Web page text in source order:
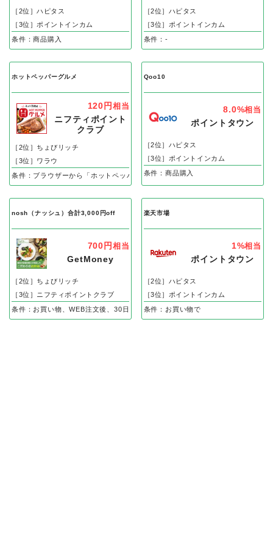
［2位］ハピタス
［3位］ポイントインカム
条件：商品購入
［2位］ハピタス
［3位］ポイントインカム
条件：-
ホットペッパーグルメ
120円 相当
ニフティポイント
クラブ
［2位］ちょびリッチ
［3位］ワラウ
条件：ブラウザーから「ホットペッパーグルメ」でリクエスト予約、即予約後の
Qoo10
8.0%相当
ポイントタウン
［2位］ハピタス
［3位］ポイントインカム
条件：商品購入
nosh（ナッシュ）合計3,000円off
700円 相当
GetMoney
［2位］ちょびリッチ
［3位］ニフティポイントクラブ
条件：お買い物、WEB注文後、30日以内の入金確認で
楽天市場
1%相当
ポイントタウン
［2位］ハピタス
［3位］ポイントインカム
条件：お買い物で